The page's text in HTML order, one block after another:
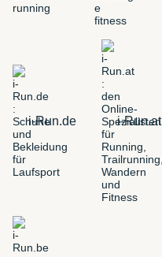
i-Run.de i-Run.at